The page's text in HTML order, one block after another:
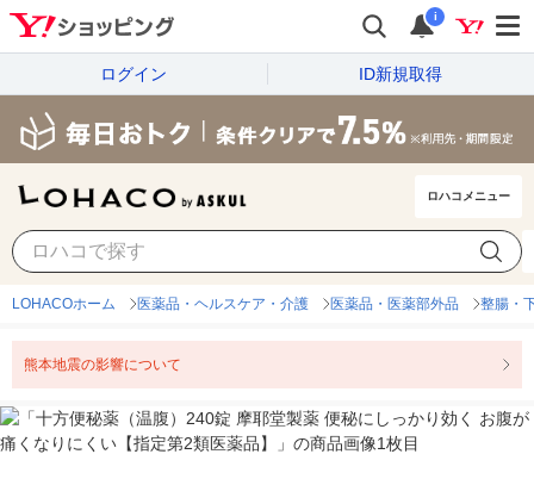
i
ログイン ID新規取得
ロハコメニュー
LOHACOホーム 医薬品・ヘルスケア・介護 医薬品・医薬部外品 整腸・
熊本地震の影響について